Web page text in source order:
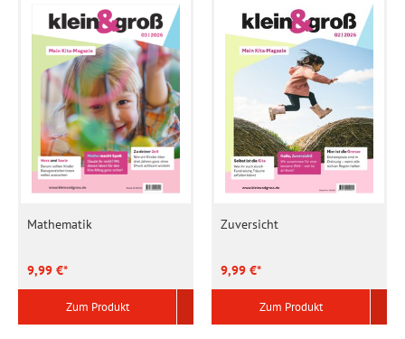
Mathematik
9,99 €*
Zum Produkt
Zuversicht
9,99 €*
Zum Produkt